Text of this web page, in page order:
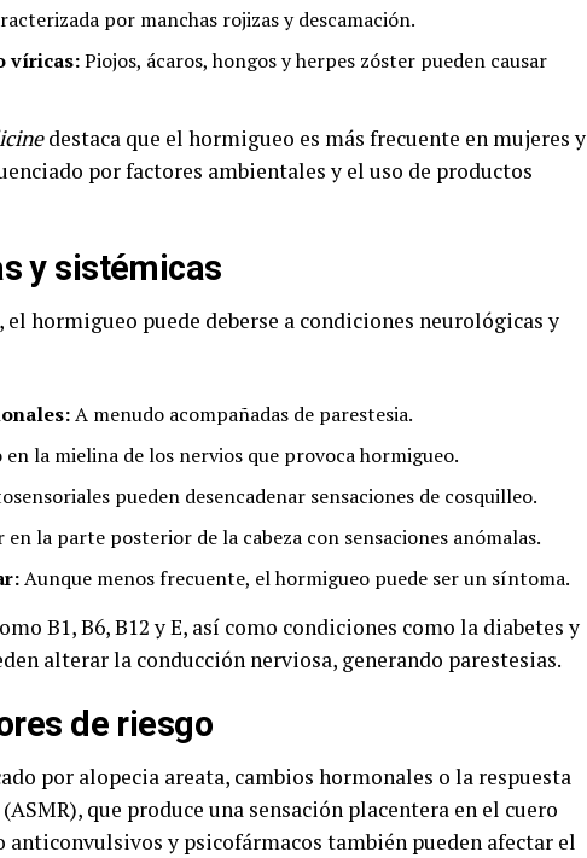
por manchas rojizas y descamación.
víricas:Piojos, ácaros, hongos y herpes zóster pueden causar
destaca que el hormigueo es más frecuente en mujeres y
por factores ambientales y el uso de productos
y sistémicas
el hormigueo puede deberse a condiciones neurológicas y
A menudo acompañadas de parestesia.
en la mielina de los nervios que provoca hormigueo.
pueden desencadenar sensaciones de cosquilleo.
en la parte posterior de la cabeza con sensaciones anómalas.
Aunque menos frecuente, el hormigueo puede ser un síntoma.
B1, B6, B12 y E, así como condiciones como la diabetes y
alterar la conducción nerviosa, generando parestesias.
de riesgo
por alopecia areata, cambios hormonales o la respuesta
que produce una sensación placentera en el cuero
anticonvulsivos y psicofármacos también pueden afectar el